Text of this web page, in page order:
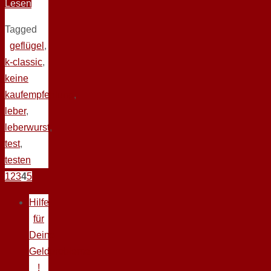
Lesen
Tagged
geflügel ,
k-classic,
keine
kaufempfehlung ,
leber,
leberwurst,
test,
testen
12345
Hilfe
für
Deine
Geldprobleme
!